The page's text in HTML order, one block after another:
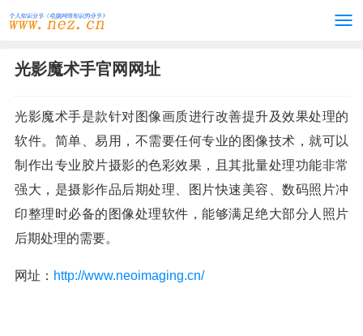
光影魔术手官网网址
光影魔术手是款针对图像画质进行改善提升及效果处理的
软件。简单、易用，不需要任何专业的图像技术，就可以
制作出专业胶片摄影的色彩效果，且其批量处理功能非常
强大，是摄影作品后期处理、图片快速美容、数码照片冲
印整理时必备的图像处理软件，能够满足绝大部分人照片
后期处理的需要。
网址： http://www.neoimaging.cn/